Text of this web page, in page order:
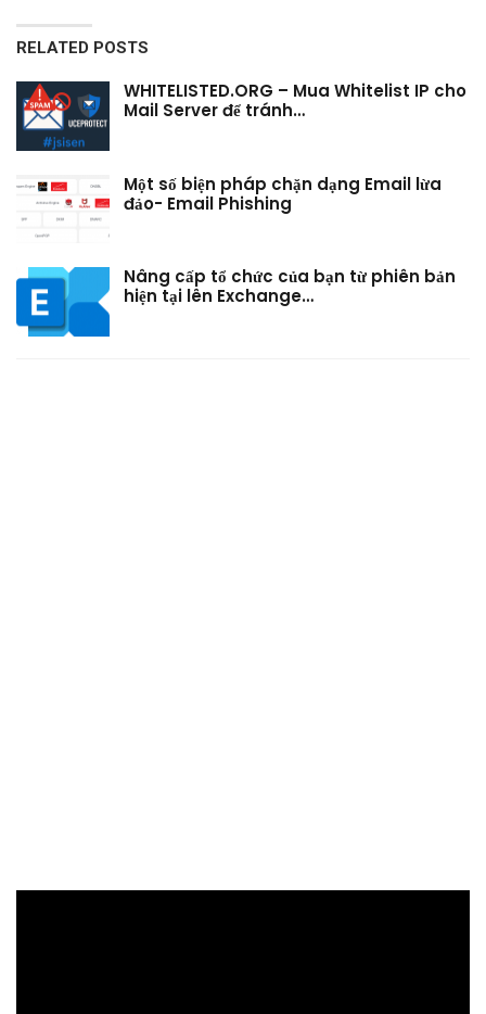
RELATED POSTS
WHITELISTED.ORG – Mua Whitelist IP cho
Mail Server để tránh…
Một số biện pháp chặn dạng Email lừa
đảo- Email Phishing
Nâng cấp tổ chức của bạn từ phiên bản
hiện tại lên Exchange…